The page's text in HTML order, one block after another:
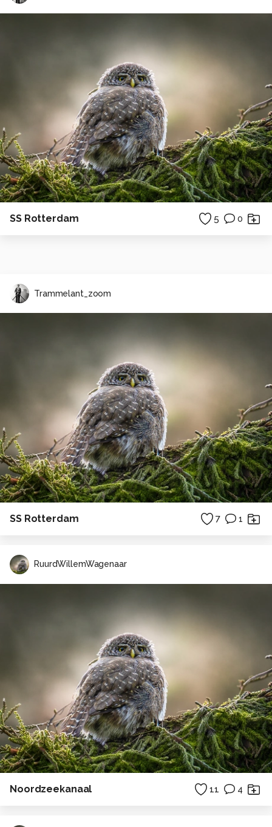
SS Rotterdam 5 0
Trammelant_zoom
SS Rotterdam 7 1
RuurdWillemWagenaar
Noordzeekanaal 11 4